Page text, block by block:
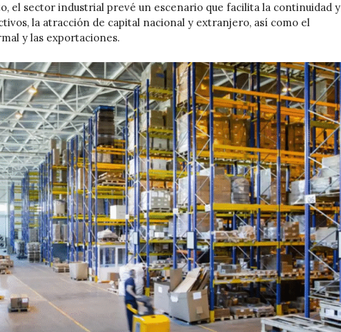
el sector industrial prevé un escenario que facilita la continuidad y
la atracción de capital nacional y extranjero, así como el
y las exportaciones.